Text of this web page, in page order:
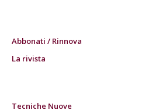
Abbonati / Rinnova
La rivista
Tecniche Nuove